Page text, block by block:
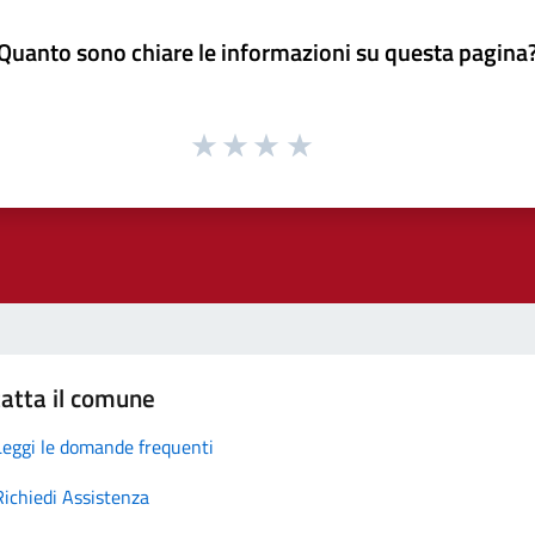
sono chiare le informazioni su questa
il comune
le domande frequenti
Assistenza